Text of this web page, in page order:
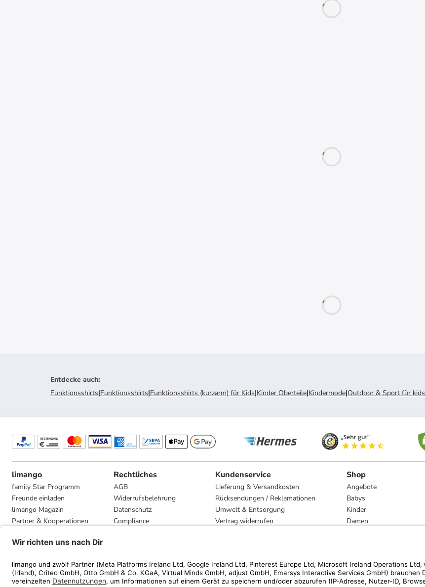
Entdecke auch:
Funktionsshirts|Funktionsshirts|Funktionsshirts (kurzarm) für Kids|Kinder Oberteile|Kindermode|Outdoor & Sport für kids
limango
family Star Programm
Freunde einladen
limango Magazin
Partner & Kooperationen
Presse
Rechtliches
AGB
Widerrufsbelehrung
Datenschutz
Compliance
Kundenservice
Lieferung & Versandkosten
Rücksendungen / Reklamationen
Umwelt & Entsorgung
Vertrag widerrufen
Shop
Angebote
Babys
Kinder
Damen
Marken